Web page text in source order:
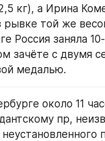
кг), а Ирина
рывке той же
Россия заняла
зачёте с двумя
медалью.
около 11
пр,